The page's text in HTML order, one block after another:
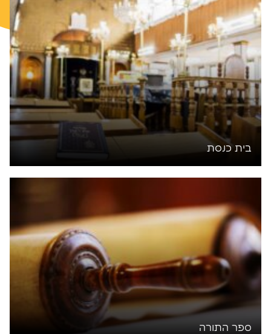
בית כנסת
ספר התורה